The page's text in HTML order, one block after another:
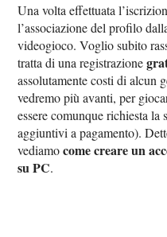
Una volta effettuata
l’associazione del profilo
videogioco. Voglio subito
tratta di una registrazione
assolutamente costi di alcun
vedremo più avanti, per
essere comunque richiesta
aggiuntivi a pagamento).
vediamocome creare un
su PC.